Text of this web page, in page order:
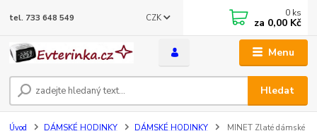
Menu
CZK
Hledat
tel. 733 648 549 0 ks
za 0,00 Kč
Úvod DÁMSKÉ HODINKY DÁMSKÉ HODINKY
MINET Zlaté dámské